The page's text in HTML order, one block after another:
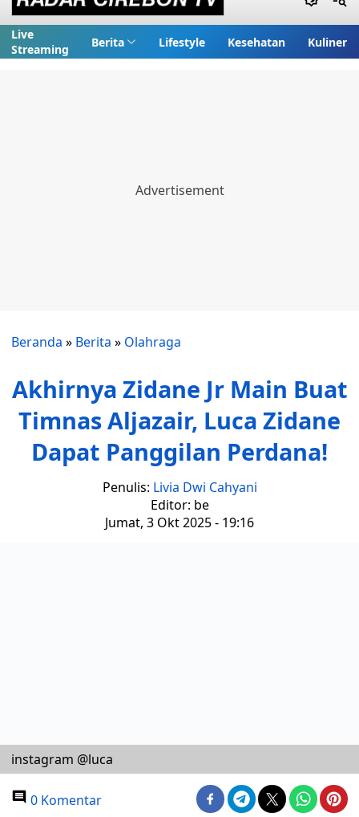
Live
Streaming
Berita Lifestyle Kesehatan Kuliner
Beranda » Berita » Olahraga
Akhirnya Zidane Jr Main Buat
Timnas Aljazair, Luca Zidane
Dapat Panggilan Perdana!
Penulis: Livia Dwi Cahyani
Editor: be
Jumat, 3 Okt 2025 - 19:16
instagram @luca
0 Komentar